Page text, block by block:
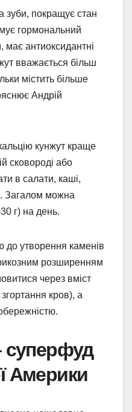
зуби, покращує стан
гормональний
має антиоксидантні
вважається більш
містить більше
Андрій
кунжут краще
сковороді або
в салати, каші,
Загалом можна
г) на день.
до утворення каменів
розширенням
через вміст
кров), а
суперфуд
Америки